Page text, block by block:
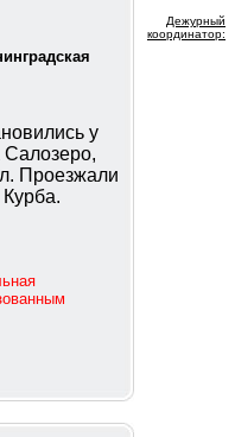
у
Салозеро,
Проезжали
Дежурный
координатор: